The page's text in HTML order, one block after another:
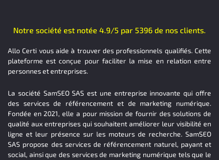
Notre société est notée 4.9/5 par 5396 de nos clients.
Allo Certi vous aide à trouver des professionnels qualifiés. Cette
plateforme est conçue pour faciliter la mise en relation entre
personnes et entreprises.
La société SamSEO SAS est une entreprise innovante qui offre
des services de référencement et de marketing numérique.
Fondée en 2021, elle a pour mission de fournir des solutions de
qualité aux entreprises qui souhaitent améliorer leur visibilité en
ligne et leur présence sur les moteurs de recherche. SamSEO
SAS propose des services de référencement naturel, payant et
social, ainsi que des services de marketing numérique tels que le